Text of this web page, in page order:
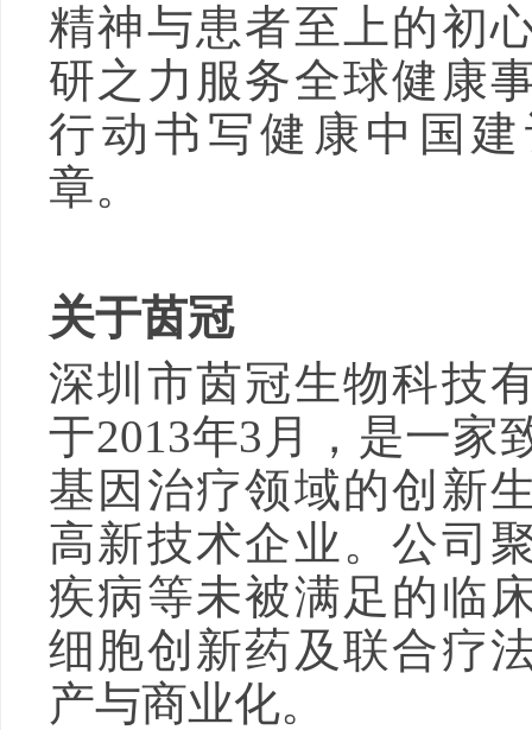
精神与患者至上的初
研之力服务全球健康
行动书写健康中国
章。
关于茵冠
深圳市茵冠生物科技
于2013年3月，是一家
基因治疗领域的创新
高新技术企业。公司
疾病等未被满足的临
细胞创新药及联合疗
产与商业化。